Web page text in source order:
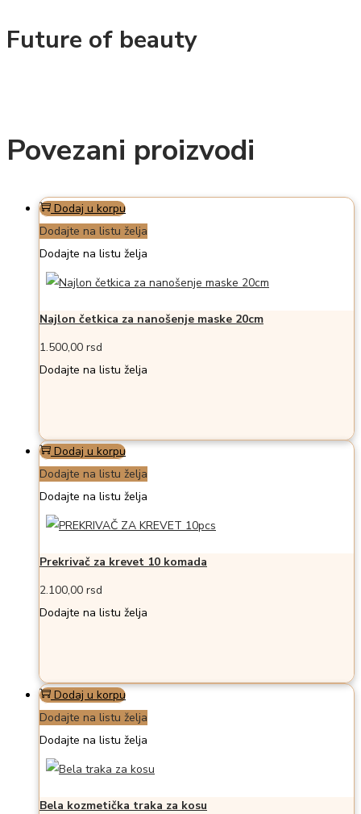
Future of beauty
Povezani proizvodi
Dodaj u korpu
Dodajte na listu želja
Dodajte na listu želja
Najlon četkica za nanošenje maske 20cm
1.500,00 rsd
Dodajte na listu želja
Dodaj u korpu
Dodajte na listu želja
Dodajte na listu želja
Prekrivač za krevet 10 komada
2.100,00 rsd
Dodajte na listu želja
Dodaj u korpu
Dodajte na listu želja
Dodajte na listu želja
Bela kozmetička traka za kosu